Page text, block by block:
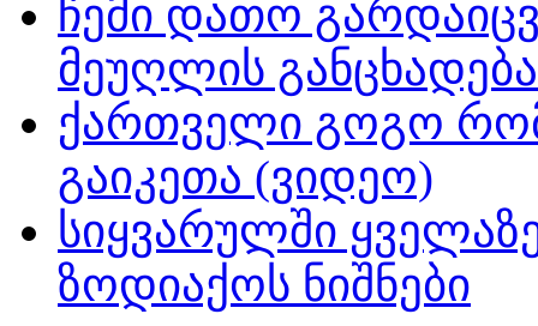
ჩემი დათო
მეუღლის განცხადება
ქართველი გოგო
გაიკეთა (ვიდეო)
სიყვარულში
ზოდიაქოს ნიშნები